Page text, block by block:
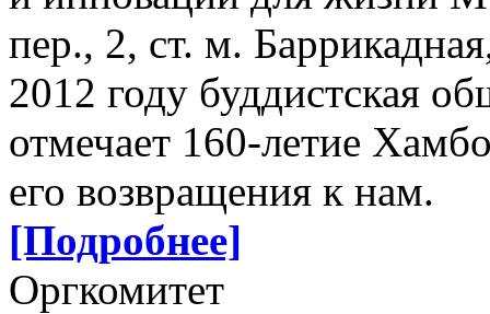
пер., 2, ст. м.
2012 году буддистская
отмечает 160-летие
его возвращения к нам.
[Подробнее]
Оргкомитет